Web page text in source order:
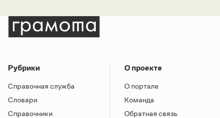
Рубрики
Справочная служба
Словари
Справочники
О проекте
О портале
Команда
Обратная связь